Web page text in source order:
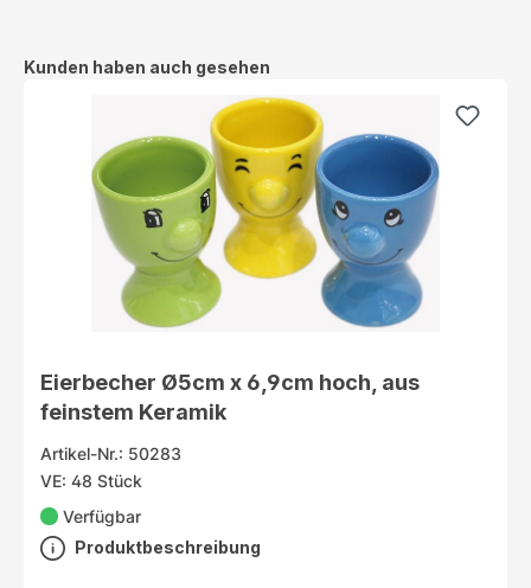
Produktgalerie überspringen
Kunden haben auch gesehen
Eierbecher Ø5cm x 6,9cm hoch, aus
feinstem Keramik
Artikel-Nr.: 50283
VE: 48 Stück
Verfügbar
Produktbeschreibung